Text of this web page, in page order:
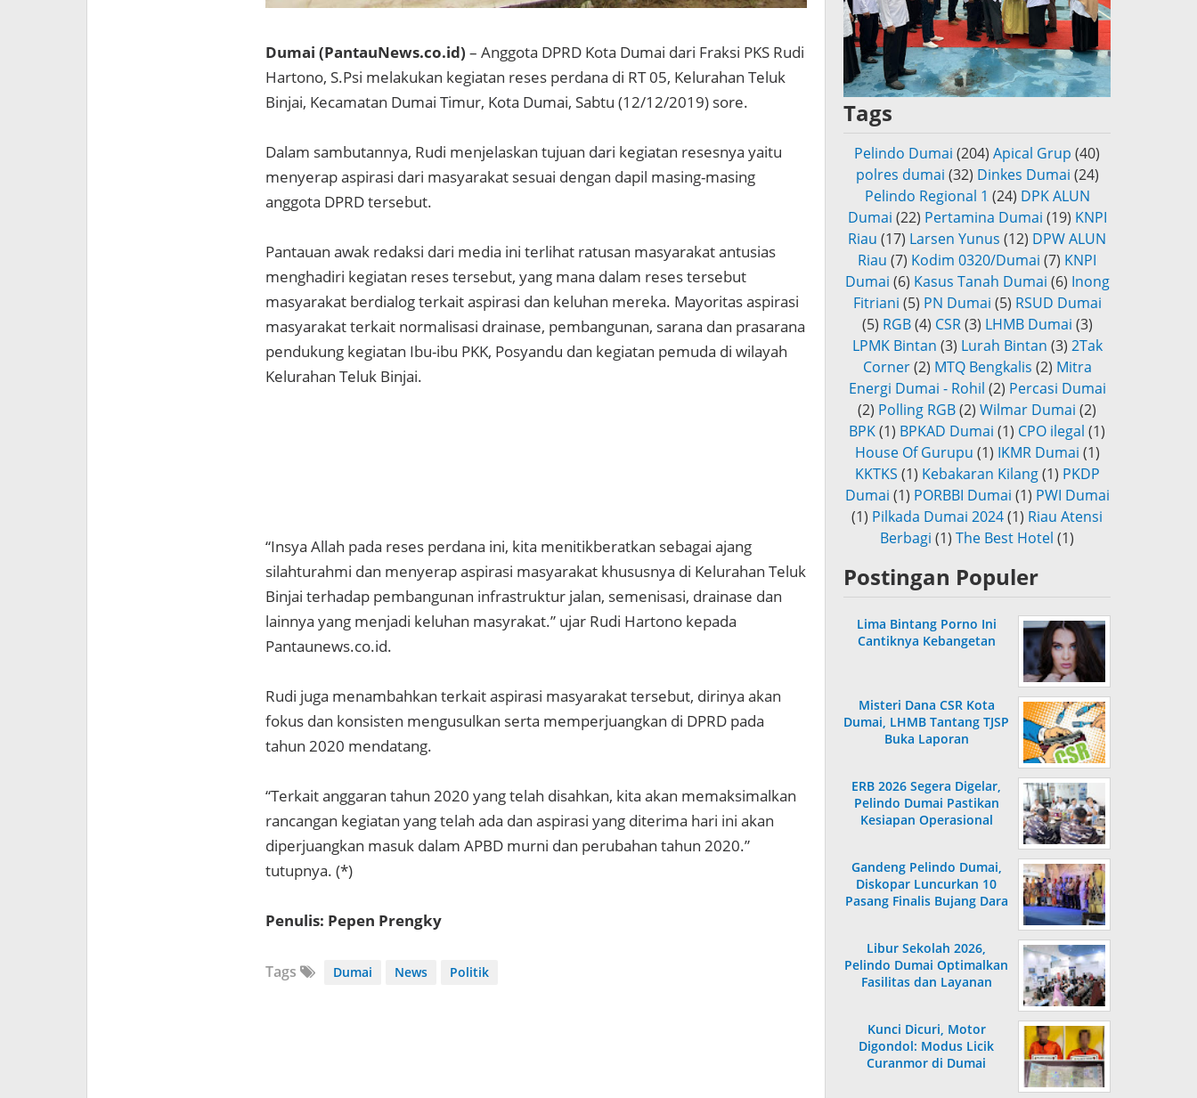
Dumai (PantauNews.co.id) – Anggota DPRD Kota Dumai dari Fraksi PKS Rudi
Hartono, S.Psi melakukan kegiatan reses perdana di RT 05, Kelurahan Teluk
Binjai, Kecamatan Dumai Timur, Kota Dumai, Sabtu (12/12/2019) sore.
Dalam sambutannya, Rudi menjelaskan tujuan dari kegiatan resesnya yaitu
menyerap aspirasi dari masyarakat sesuai dengan dapil masing-masing
anggota DPRD tersebut.
Pantauan awak redaksi dari media ini terlihat ratusan masyarakat antusias
menghadiri kegiatan reses tersebut, yang mana dalam reses tersebut
masyarakat berdialog terkait aspirasi dan keluhan mereka. Mayoritas aspirasi
masyarakat terkait normalisasi drainase, pembangunan, sarana dan prasarana
pendukung kegiatan Ibu-ibu PKK, Posyandu dan kegiatan pemuda di wilayah
Kelurahan Teluk Binjai.
“Insya Allah pada reses perdana ini, kita menitikberatkan sebagai ajang
silahturahmi dan menyerap aspirasi masyarakat khususnya di Kelurahan Teluk
Binjai terhadap pembangunan infrastruktur jalan, semenisasi, drainase dan
lainnya yang menjadi keluhan masyrakat.” ujar Rudi Hartono kepada
Pantaunews.co.id.
Rudi juga menambahkan terkait aspirasi masyarakat tersebut, dirinya akan
fokus dan konsisten mengusulkan serta memperjuangkan di DPRD pada
tahun 2020 mendatang.
“Terkait anggaran tahun 2020 yang telah disahkan, kita akan memaksimalkan
rancangan kegiatan yang telah ada dan aspirasi yang diterima hari ini akan
diperjuangkan masuk dalam APBD murni dan perubahan tahun 2020.”
tutupnya. (*)
Penulis: Pepen Prengky
Tags Dumai News Politik
Tags
Pelindo Dumai (204) Apical Grup (40)
polres dumai (32) Dinkes Dumai (24)
Pelindo Regional 1 (24) DPK ALUN
Dumai (22) Pertamina Dumai (19) KNPI
Riau (17) Larsen Yunus (12) DPW ALUN
Riau (7) Kodim 0320/Dumai (7) KNPI
Dumai (6) Kasus Tanah Dumai (6) Inong
Fitriani (5) PN Dumai (5) RSUD Dumai
(5) RGB (4) CSR (3) LHMB Dumai (3)
LPMK Bintan (3) Lurah Bintan (3) 2Tak
Corner (2) MTQ Bengkalis (2) Mitra
Energi Dumai - Rohil (2) Percasi Dumai
(2) Polling RGB(2) Wilmar Dumai (2)
BPK(1) BPKAD Dumai (1) CPO ilegal (1)
House Of Gurupu (1) IKMR Dumai (1)
KKTKS (1) Kebakaran Kilang (1) PKDP
Dumai (1) PORBBI Dumai (1) PWI Dumai
(1) Pilkada Dumai 2024(1) Riau Atensi
Berbagi (1) The Best Hotel (1)
Postingan Populer
Lima Bintang Porno Ini
Cantiknya Kebangetan
Misteri Dana CSR Kota
Dumai, LHMB Tantang TJSP
Buka Laporan
ERB 2026 Segera Digelar,
Pelindo Dumai Pastikan
Kesiapan Operasional
Gandeng Pelindo Dumai,
Diskopar Luncurkan 10
Pasang Finalis Bujang Dara
Libur Sekolah 2026,
Pelindo Dumai Optimalkan
Fasilitas dan Layanan
Kunci Dicuri, Motor
Digondol: Modus Licik
Curanmor di Dumai